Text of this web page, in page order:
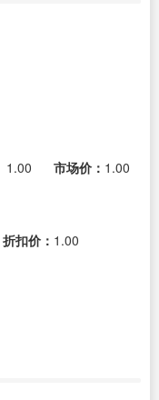
1.00 市场价： 1.00
折扣价： 1.00